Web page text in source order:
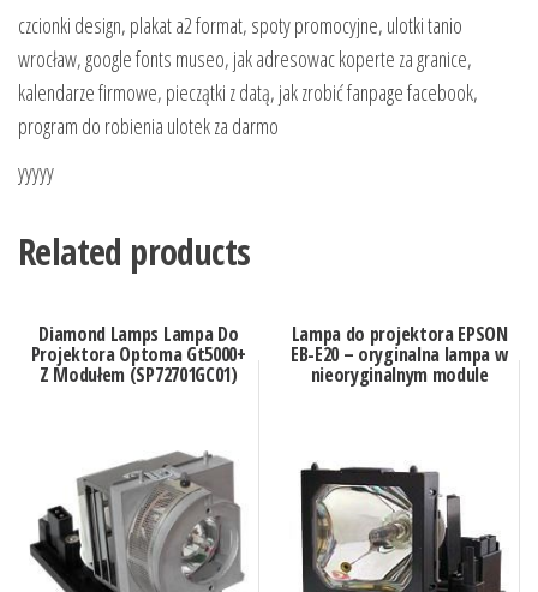
czcionki design, plakat a2 format, spoty promocyjne, ulotki tanio
wrocław, google fonts museo, jak adresowac koperte za granice,
kalendarze firmowe, pieczątki z datą, jak zrobić fanpage facebook,
program do robienia ulotek za darmo
yyyyy
Related products
Diamond Lamps Lampa Do
Projektora Optoma Gt5000+
Z Modułem (SP72701GC01)
Lampa do projektora EPSON
EB-E20 – oryginalna lampa w
nieoryginalnym module